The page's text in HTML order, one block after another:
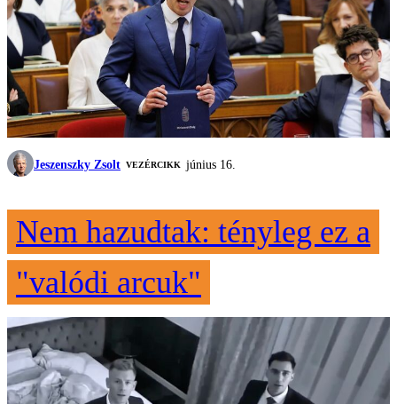
Jeszenszky Zsolt VEZÉRCIKK június 16.
Nem hazudtak: tényleg ez a
"valódi arcuk"